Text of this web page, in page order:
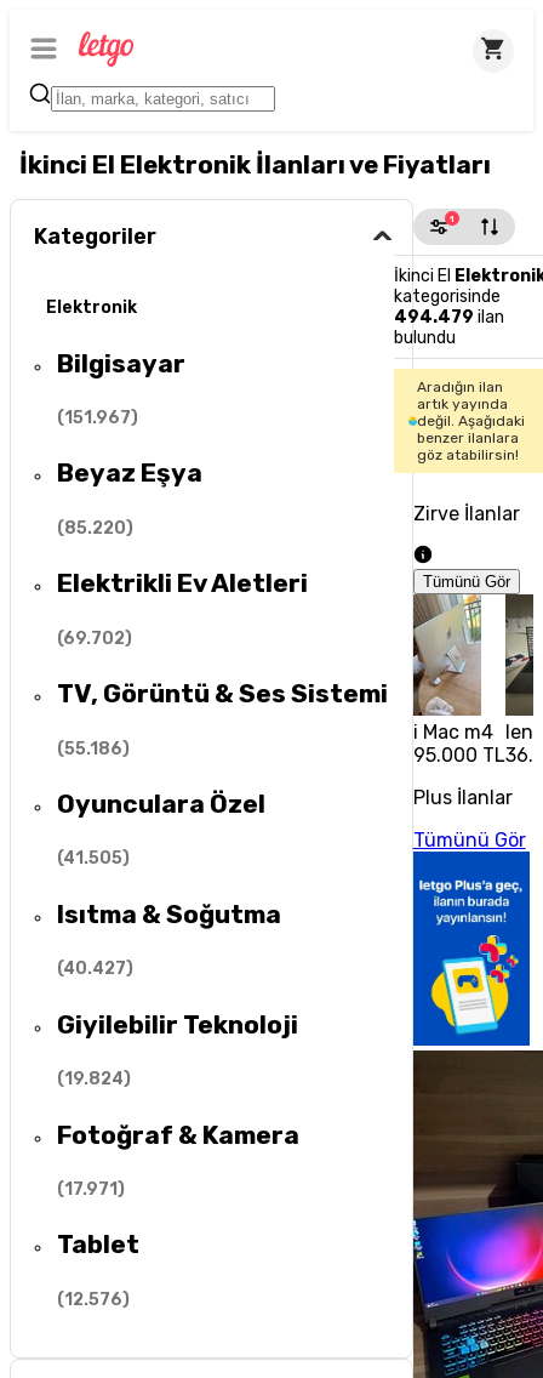
İkinci El Elektronik İlanları ve Fiyatları
Kategoriler
Elektronik
Bilgisayar
(151.967)
Beyaz Eşya
(85.220)
Elektrikli Ev Aletleri
(69.702)
TV, Görüntü & Ses Sistemi
(55.186)
Oyunculara Özel
(41.505)
Isıtma & Soğutma
(40.427)
Giyilebilir Teknoloji
(19.824)
Fotoğraf & Kamera
(17.971)
Tablet
(12.576)
1
İkinci El
kategorisinde
494.479 ilan
bulundu
Aradığın ilan
artık yayında
değil. Aşağıdaki
benzer ilanlara
göz atabilirsin!
Zirve İlanlar
Tümünü Gör
i Mac m4
95.000 TL
Plus İlanlar
Tümünü Gör